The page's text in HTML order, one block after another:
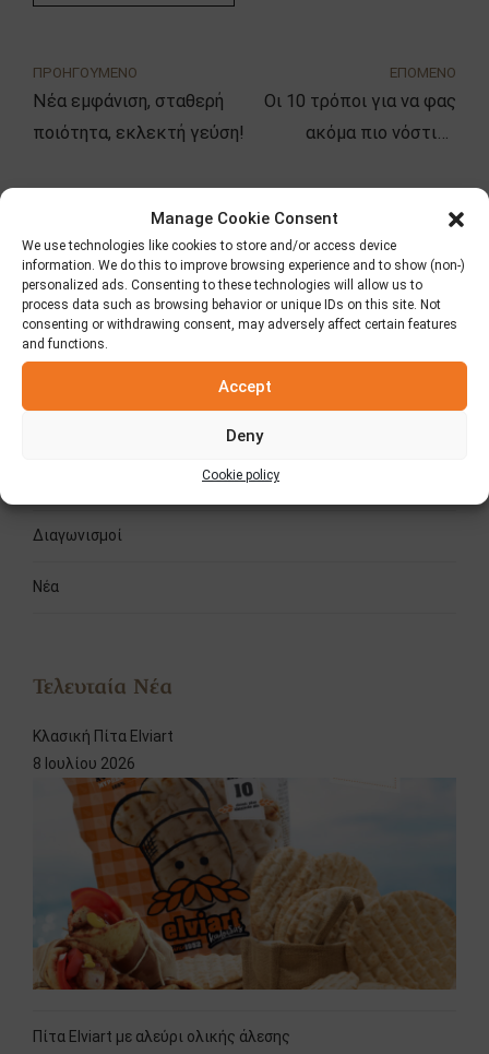
Manage Cookie Consent
We use technologies like cookies to store and/or access device
information. We do this to improve browsing experience and to show (non-)
personalized ads. Consenting to these technologies will allow us to
process data such as browsing behavior or unique IDs on this site. Not
consenting or withdrawing consent, may adversely affect certain features
and functions.
Accept
Deny
Cookie policy
ΠΡΟΗΓΟΥΜΕΝΟ
Νέα εμφάνιση, σταθερή
ποιότητα, εκλεκτή γεύση!
ΕΠΟΜΕΝΟ
Οι 10 τρόποι για να φας
ακόμα πιο νόστιμο
Διαγωνισμοί
Νέα
Τελευταία Νέα
Κλασική Πίτα Elviart
8 Ιουλίου 2026
Πίτα Elviart με αλεύρι ολικής άλεσης